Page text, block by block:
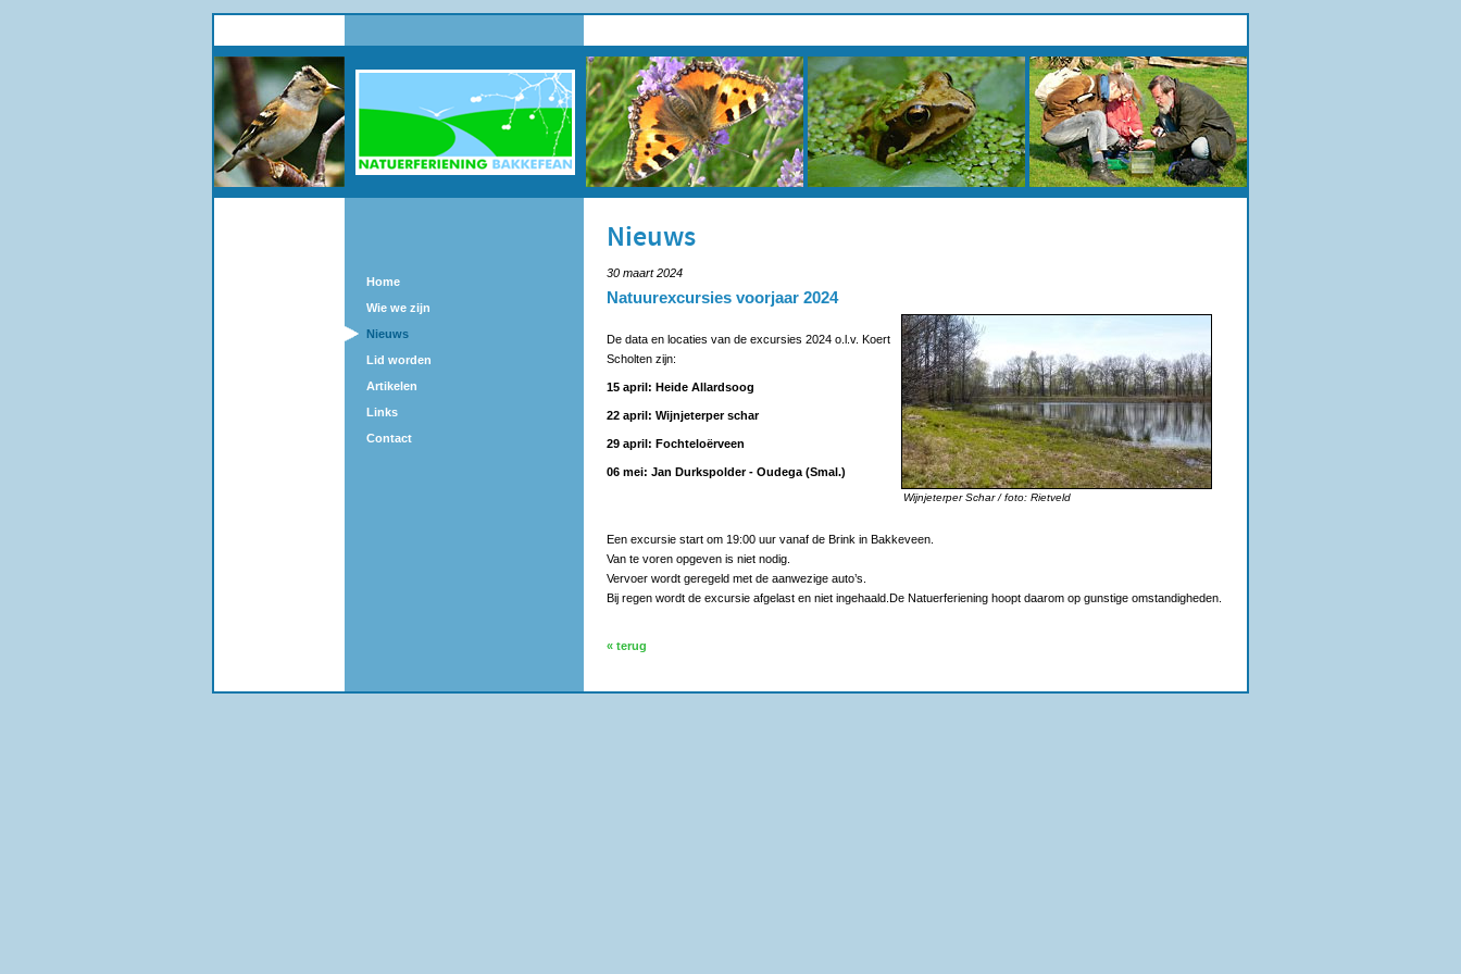
Home
Wie we zijn
Nieuws
Lid worden
Artikelen
Links
Contact
Nieuws
30 maart 2024
Natuurexcursies voorjaar 2024
Wijnjeterper Schar / foto: Rietveld
De data en locaties van de excursies 2024 o.l.v. Koert
Scholten zijn:
15 april: Heide Allardsoog
22 april: Wijnjeterper schar
29 april: Fochteloërveen
06 mei: Jan Durkspolder - Oudega (Smal.)
Een excursie start om 19:00 uur vanaf de Brink in Bakkeveen.
Van te voren opgeven is niet nodig.
Vervoer wordt geregeld met de aanwezige auto’s.
Bij regen wordt de excursie afgelast en niet ingehaald.De Natuerferiening hoopt daarom op gunstige omstandigheden.
« terug